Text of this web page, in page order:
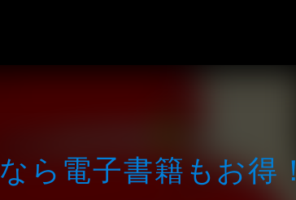
なら電⼦書籍もお得！